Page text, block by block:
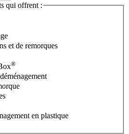
qui offrent :
et de remorques
®
en plastique